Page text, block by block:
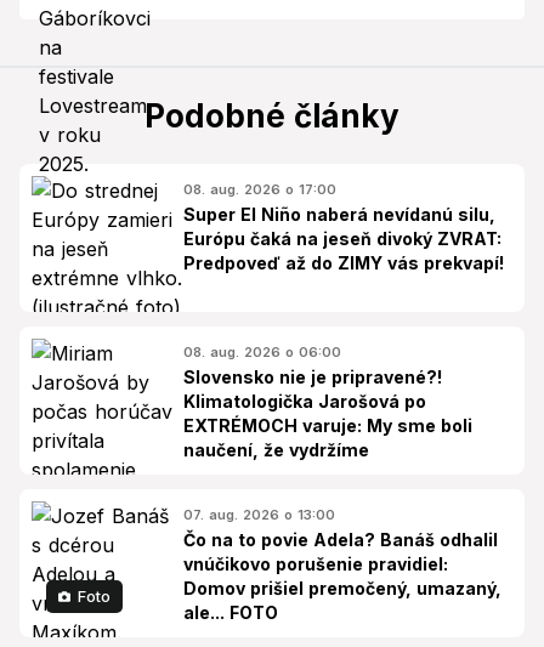
Podobné články
08. aug. 2026 o 17:00
Super El Niño naberá nevídanú silu,
Európu čaká na jeseň divoký ZVRAT:
Predpoveď až do ZIMY vás prekvapí!
08. aug. 2026 o 06:00
Slovensko nie je pripravené?!
Klimatologička Jarošová po
EXTRÉMOCH varuje: My sme boli
naučení, že vydržíme
Foto
07. aug. 2026 o 13:00
Čo na to povie Adela? Banáš odhalil
vnúčikovo porušenie pravidiel:
Domov prišiel premočený, umazaný,
ale... FOTO